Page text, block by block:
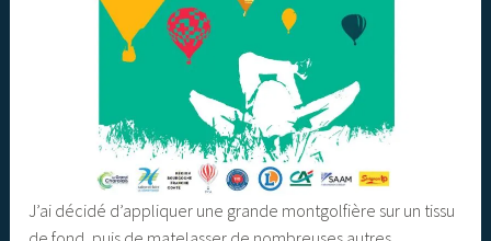
J’ai décidé d’appliquer une grande montgolfière sur un tissu